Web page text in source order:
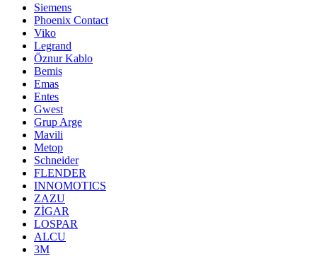
Siemens
Phoenix Contact
Viko
Legrand
Öznur Kablo
Bemis
Emas
Entes
Gwest
Grup Arge
Mavili
Metop
Schneider
FLENDER
INNOMOTICS
ZAZU
ZİGAR
LOSPAR
ALCU
3M